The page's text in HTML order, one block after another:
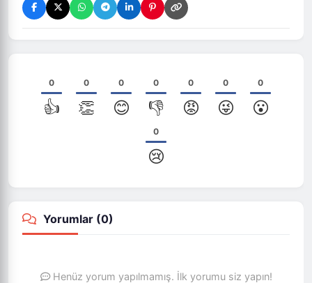
0
👍
0
👏
0
😊
0
👎
0
😡
0
😜
0
😮
0
😢
Yorumlar (0)
Henüz yorum yapılmamış. İlk yorumu siz yapın!